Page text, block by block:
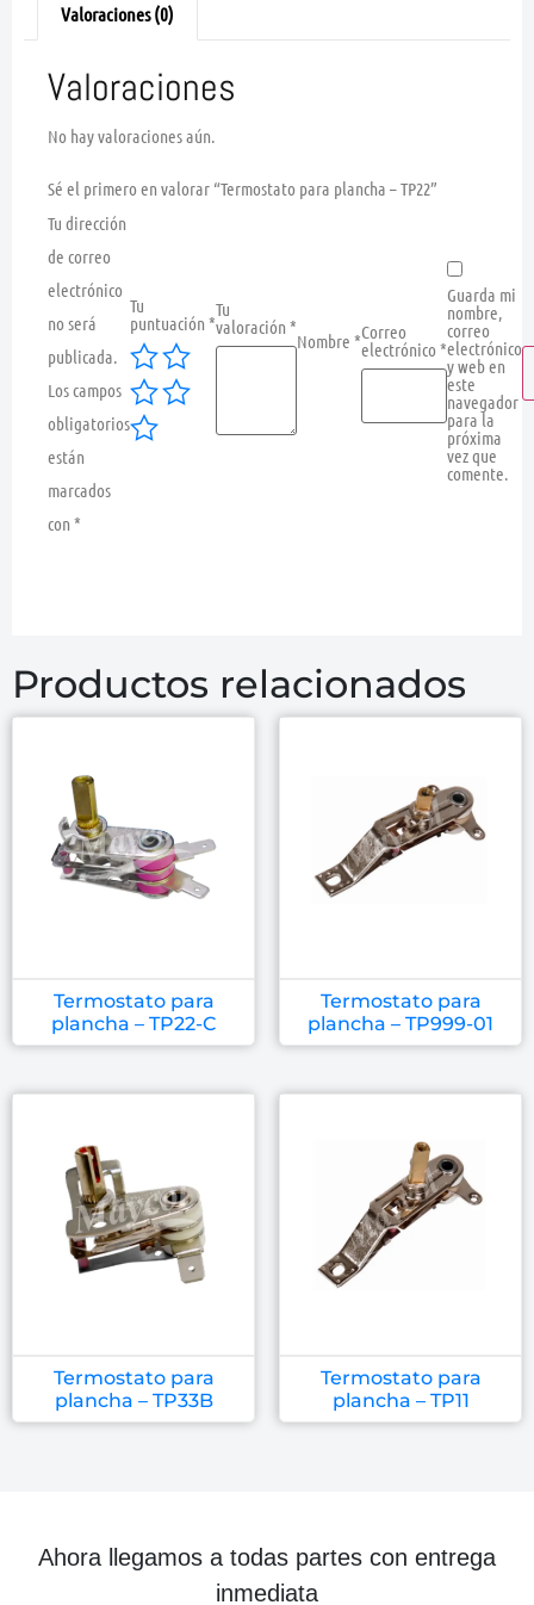
Valoraciones (0)
Valoraciones
No hay valoraciones aún.
Sé el primero en valorar “Termostato para plancha – TP22”
Tu dirección
de correo
electrónico
no será
publicada.
Los campos
obligatorios
están
marcados
con *
Tu
puntuación *
Tu
valoración *
Nombre *Correo
electrónico *
Guarda mi
nombre,
correo
electrónico
y web en
este
navegador
para la
próxima
vez que
comente.
Productos relacionados
Termostato para
plancha – TP22-C
Termostato para
plancha – TP999-01
Termostato para
plancha – TP33B
Termostato para
plancha – TP11
Ahora llegamos a todas partes con entrega
inmediata